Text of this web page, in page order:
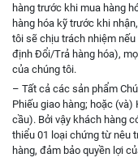
hàng trước khi mua hàng
hàng hóa kỹ trước khi
tôi sẽ chịu trách nhiệm
định Đổi/Trả hàng hóa),
của chúng tôi.
– Tất cả các sản phẩm
Phiếu giao hàng; hoặc
cầu). Bởi vậy khách hàng
thiểu 01 loại chứng từ nêu
hàng, đảm bảo quyền lợi